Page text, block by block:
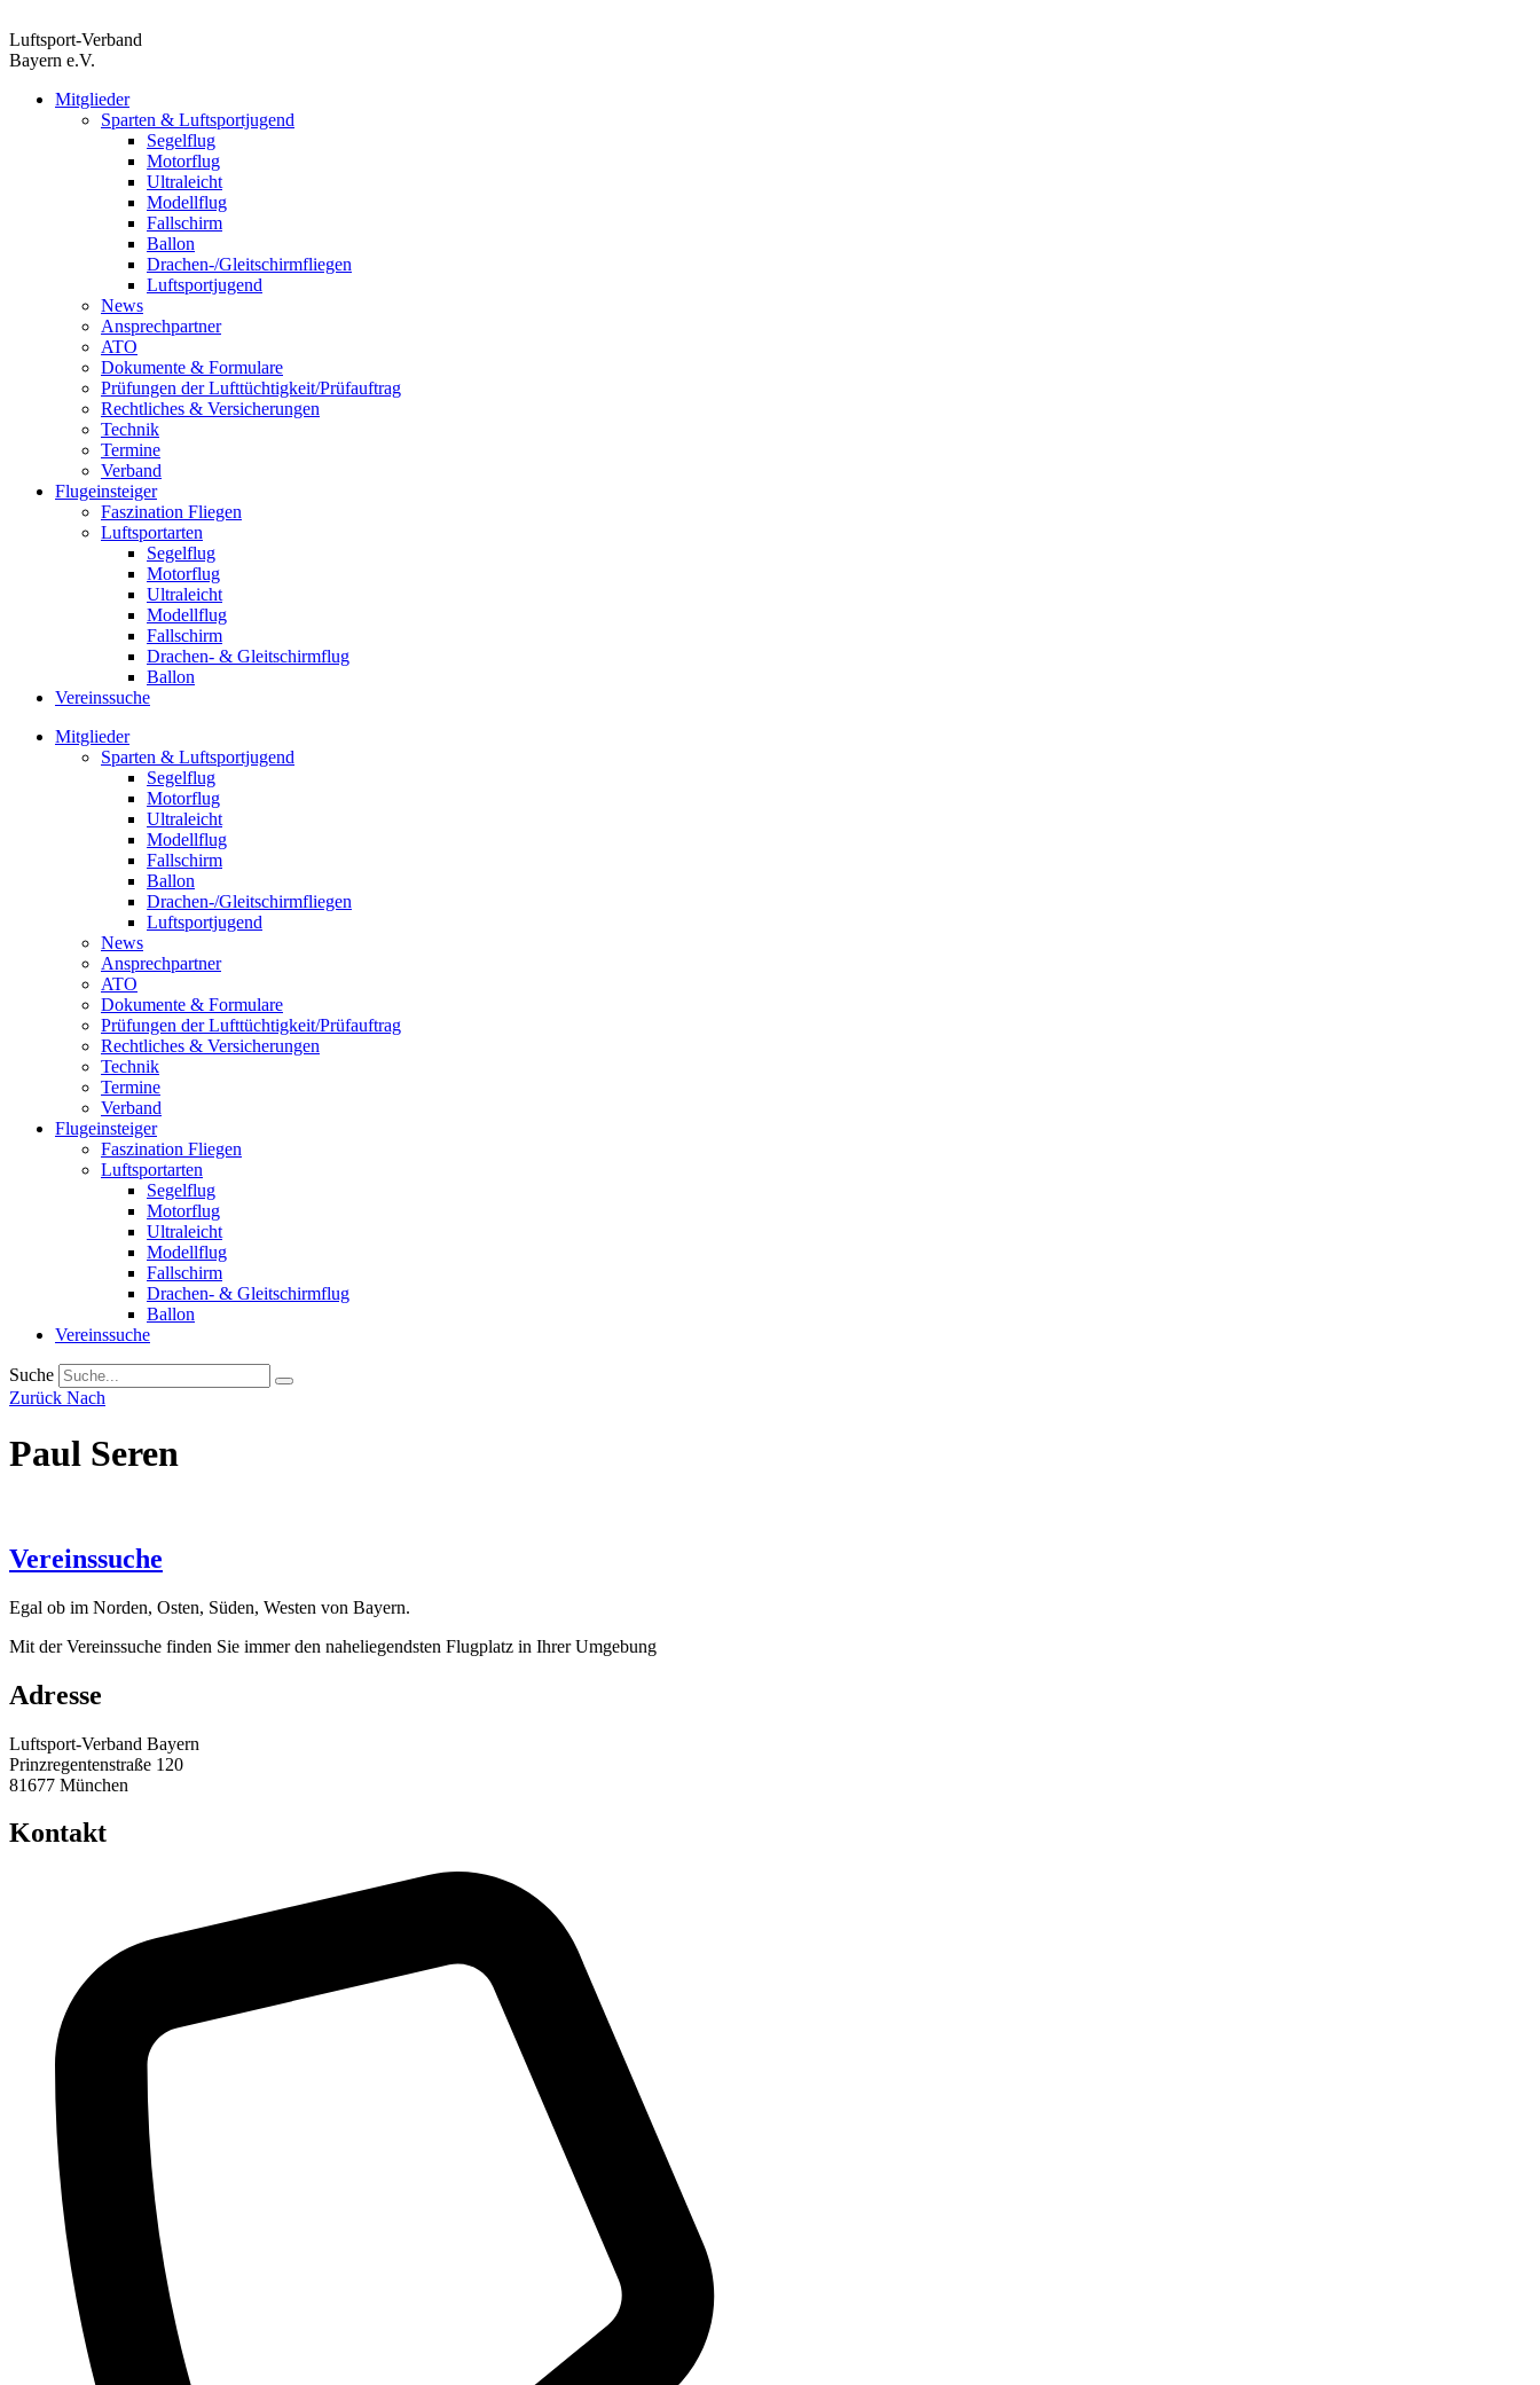
Inhalt
springen
Luftsport-Verband
Bayern e.V.
Mitglieder
Sparten & Luftsportjugend
Segelflug
Motorflug
Ultraleicht
Modellflug
Fallschirm
Ballon
Drachen-/Gleitschirmfliegen
Luftsportjugend
News
Ansprechpartner
ATO
Dokumente & Formulare
Prüfungen der Lufttüchtigkeit/Prüfauftrag
Rechtliches & Versicherungen
Technik
Termine
Verband
Flugeinsteiger
Faszination Fliegen
Luftsportarten
Segelflug
Motorflug
Ultraleicht
Modellflug
Fallschirm
Drachen- & Gleitschirmflug
Ballon
Vereinssuche
Mitglieder
Sparten & Luftsportjugend
Segelflug
Motorflug
Ultraleicht
Modellflug
Fallschirm
Ballon
Drachen-/Gleitschirmfliegen
Luftsportjugend
News
Ansprechpartner
ATO
Dokumente & Formulare
Prüfungen der Lufttüchtigkeit/Prüfauftrag
Rechtliches & Versicherungen
Technik
Termine
Verband
Flugeinsteiger
Faszination Fliegen
Luftsportarten
Segelflug
Motorflug
Ultraleicht
Modellflug
Fallschirm
Drachen- & Gleitschirmflug
Ballon
Vereinssuche
Suche
Zurück Nach
Paul Seren
Vereinssuche
Egal ob im Norden, Osten, Süden, Westen von Bayern.
Mit der Vereinssuche finden Sie immer den naheliegendsten Flugplatz in Ihrer Umgebung
Adresse
Luftsport-Verband Bayern
Prinzregentenstraße 120
81677 München
Kontakt